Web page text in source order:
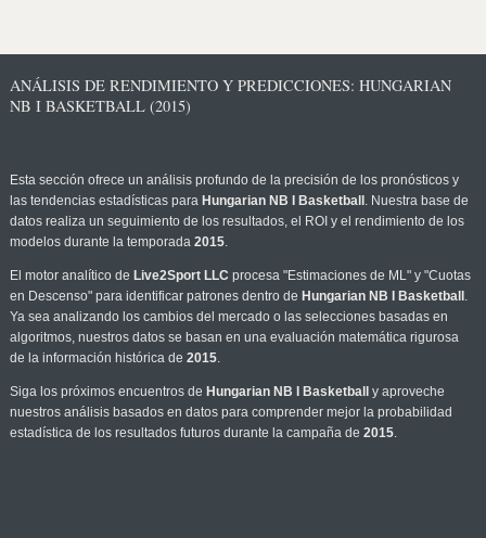
ANÁLISIS DE RENDIMIENTO Y PREDICCIONES: HUNGARIAN
NB I BASKETBALL (2015)
Esta sección ofrece un análisis profundo de la precisión de los pronósticos y
las tendencias estadísticas para Hungarian NB I Basketball . Nuestra base de
datos realiza un seguimiento de los resultados, el ROI y el rendimiento de los
modelos durante la temporada 2015.
El motor analítico de Live2Sport LLC procesa "Estimaciones de ML" y "Cuotas
en Descenso" para identificar patrones dentro de Hungarian NB I Basketball .
Ya sea analizando los cambios del mercado o las selecciones basadas en
algoritmos, nuestros datos se basan en una evaluación matemática rigurosa
de la información histórica de 2015.
Siga los próximos encuentros de Hungarian NB I Basketball
y aproveche
nuestros análisis basados en datos para comprender mejor la probabilidad
estadística de los resultados futuros durante la campaña de 2015.